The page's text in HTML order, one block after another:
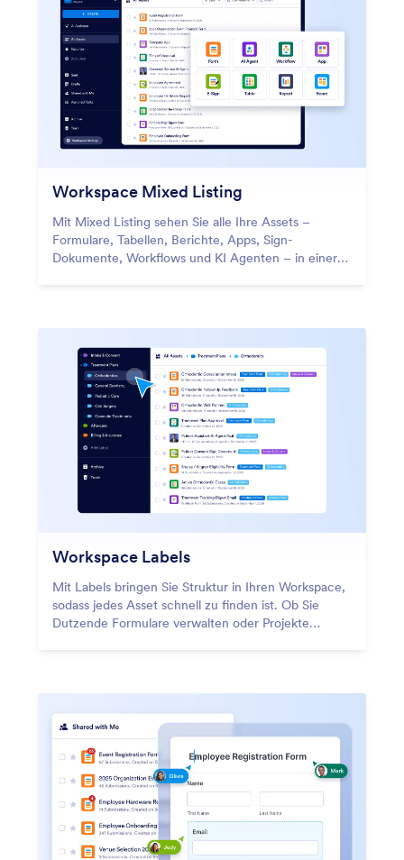
Workspace Mixed Listing
Mit Mixed Listing sehen Sie alle Ihre Assets –
Formulare, Tabellen, Berichte, Apps, Sign-
Dokumente, Workflows und KI Agenten – in einer
Workspace Labels
Mit Labels bringen Sie Struktur in Ihren Workspace,
sodass jedes Asset schnell zu finden ist. Ob Sie
Dutzende Formulare verwalten oder Projekte